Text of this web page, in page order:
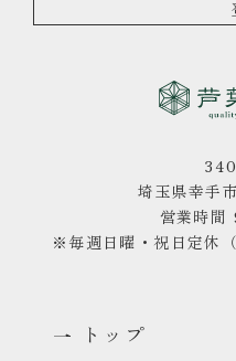
埼玉県幸手
営業時間
※毎週日曜・祝日定休
トップ